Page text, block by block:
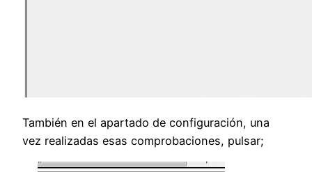
También en el apartado de configuración, una
vez realizadas esas comprobaciones, pulsar;